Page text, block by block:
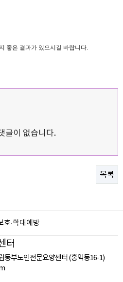
좋은 결과가 있으시길 바랍니다.
글이 없습니다.
목록
호·학대예방
터
동부노인전문요양센터 (홍익동16-1)